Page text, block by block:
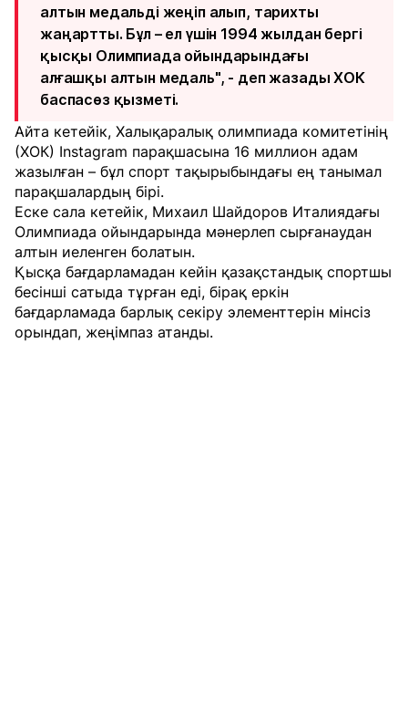
алтын медальді жеңіп алып, тарихты
жаңартты. Бұл – ел үшін 1994 жылдан бергі
қысқы Олимпиада ойындарындағы
алғашқы алтын медаль", - деп жазады ХОК
баспасөз қызметі.
Айта кетейік, Халықаралық олимпиада комитетінің
(ХОК) Instagram парақшасына 16 миллион адам
жазылған – бұл спорт тақырыбындағы ең танымал
парақшалардың бірі.
Еске сала кетейік, Михаил Шайдоров Италиядағы
Олимпиада ойындарында мәнерлеп сырғанаудан
алтын иеленген болатын.
Қысқа бағдарламадан кейін қазақстандық спортшы
бесінші сатыда тұрған еді, бірақ еркін
бағдарламада барлық секіру элементтерін мінсіз
орындап, жеңімпаз атанды.